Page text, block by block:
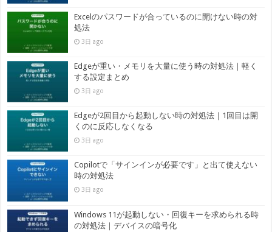
Excelのパスワードが合っているのに開けない時の対
処法
3日 ago
Edgeが重い・メモリを大量に使う時の対処法｜軽く
する設定まとめ
3日 ago
Edgeが2回目から起動しない時の対処法｜1回目は開
くのに反応しなくなる
3日 ago
Copilotで「サインインが必要です」と出て使えない
時の対処法
3日 ago
Windows 11が起動しない・回復キーを求められる時
の対処法｜デバイスの暗号化